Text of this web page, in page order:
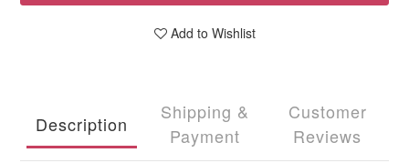
Add to Wishlist
Description
Shipping &
Payment
Customer
Reviews